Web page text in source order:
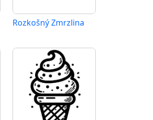
Rozkošný Zmrzlina